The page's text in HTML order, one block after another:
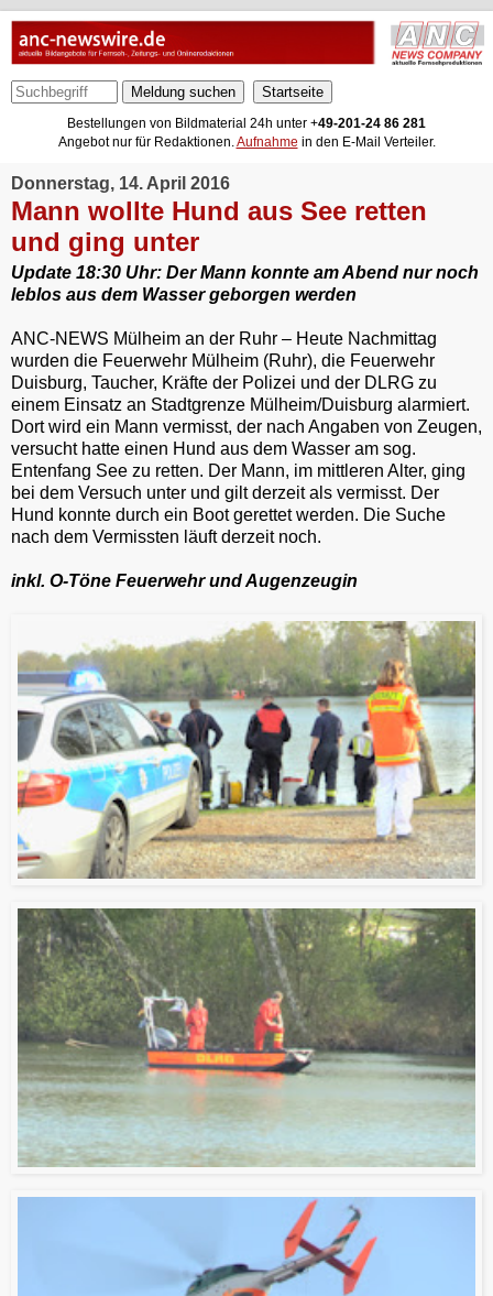
Meldung suchen
Bestellungen von Bildmaterial 24h unter +49-201-24 86 281
Angebot nur für Redaktionen.Aufnahme in den E-Mail Verteiler.
Donnerstag, 14. April 2016
Mann wollte Hund aus See retten
und ging unter
Update 18:30 Uhr: Der Mann konnte am Abend nur noch
leblos aus dem Wasser geborgen werden
ANC-NEWS Mülheim an der Ruhr – Heute Nachmittag
wurden die Feuerwehr Mülheim (Ruhr), die Feuerwehr
Duisburg, Taucher, Kräfte der Polizei und der DLRG zu
einem Einsatz an Stadtgrenze Mülheim/Duisburg alarmiert.
Dort wird ein Mann vermisst, der nach Angaben von Zeugen,
versucht hatte einen Hund aus dem Wasser am sog.
Entenfang See zu retten. Der Mann, im mittleren Alter, ging
bei dem Versuch unter und gilt derzeit als vermisst. Der
Hund konnte durch ein Boot gerettet werden. Die Suche
nach dem Vermissten läuft derzeit noch.
inkl. O-Töne Feuerwehr und Augenzeugin